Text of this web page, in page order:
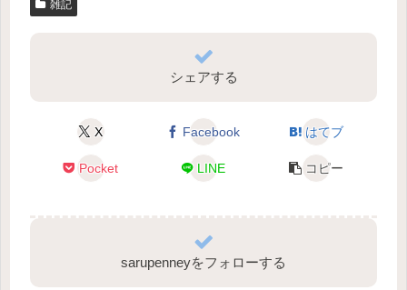
雑記
シェアする
X Facebook はてブ
Pocket LINE コピー
sarupenneyをフォローする